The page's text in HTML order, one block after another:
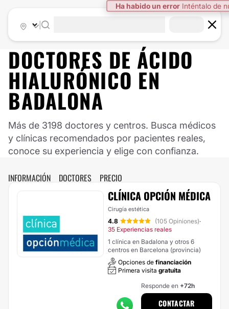
Ha habido un error Inténtalo de
DOCTORES DE ÁCIDO
HIALURÓNICO EN
BADALONA
Más de 3198 doctores y centros. Busca médicos
y clínicas recomendados por pacientes reales,
conoce su experiencia y elige con confianza.
INFORMACIÓN DOCTORES PRECIO
CLÍNICA OPCIÓN MÉDICA
Cirugía estética
4.8 (105 Opiniones)·
35 Experiencias reales
1 clínica en Badalona y otros 6
centros en Barcelona (provincia)
Opciones de financiación
Primera visita gratuita
Responde en +72h
CONTACTAR